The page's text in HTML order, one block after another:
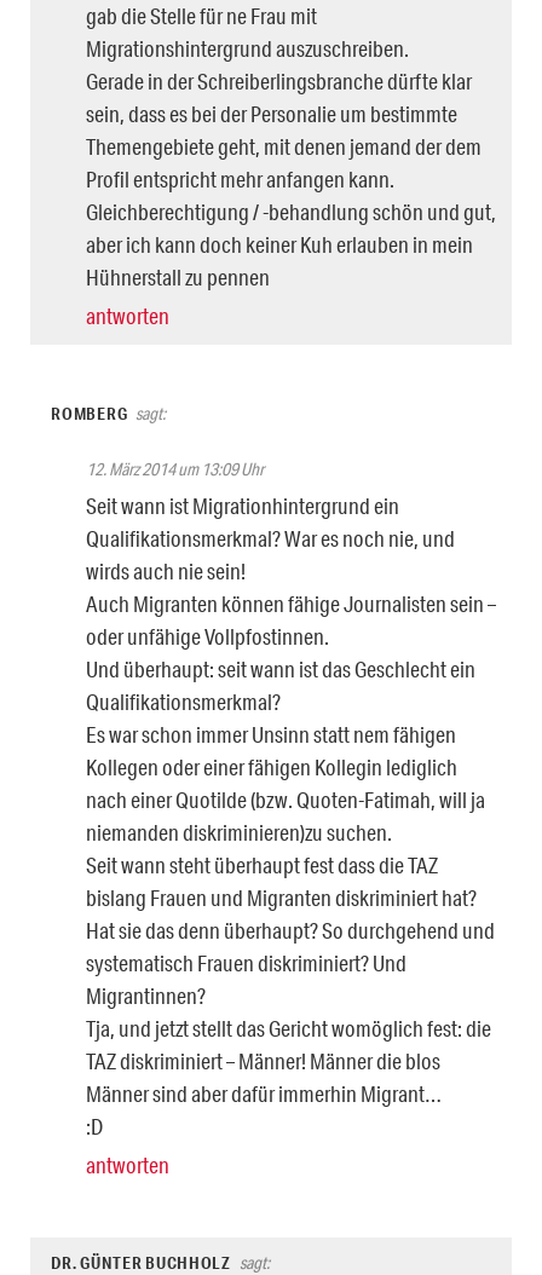
gab die Stelle für ne Frau mit
Migrationshintergrund auszuschreiben.
Gerade in der Schreiberlingsbranche dürfte klar
sein, dass es bei der Personalie um bestimmte
Themengebiete geht, mit denen jemand der dem
Profil entspricht mehr anfangen kann.
Gleichberechtigung / -behandlung schön und gut,
aber ich kann doch keiner Kuh erlauben in mein
Hühnerstall zu pennen
antworten
ROMBERG sagt:
12. März 2014 um 13:09 Uhr
Seit wann ist Migrationhintergrund ein
Qualifikationsmerkmal? War es noch nie, und
wirds auch nie sein!
Auch Migranten können fähige Journalisten sein –
oder unfähige Vollpfostinnen.
Und überhaupt: seit wann ist das Geschlecht ein
Qualifikationsmerkmal?
Es war schon immer Unsinn statt nem fähigen
Kollegen oder einer fähigen Kollegin lediglich
nach einer Quotilde (bzw. Quoten-Fatimah, will ja
niemanden diskriminieren)zu suchen.
Seit wann steht überhaupt fest dass die TAZ
bislang Frauen und Migranten diskriminiert hat?
Hat sie das denn überhaupt? So durchgehend und
systematisch Frauen diskriminiert? Und
Migrantinnen?
Tja, und jetzt stellt das Gericht womöglich fest: die
TAZ diskriminiert – Männer! Männer die blos
Männer sind aber dafür immerhin Migrant…
:D
antworten
DR. GÜNTER BUCHHOLZ sagt: